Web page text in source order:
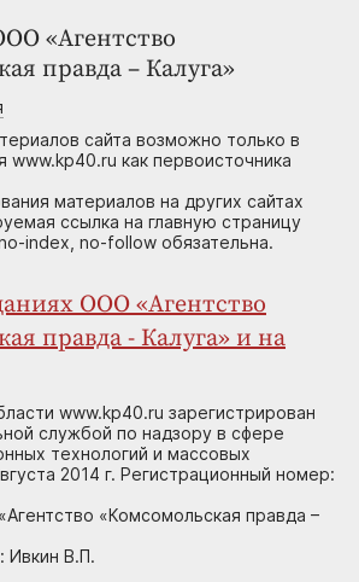
«Агентство
правда – Калуга»
сайта возможно только в
www.kp40.ru как первоисточника
материалов на других сайтах
ссылка на главную страницу
index, no-follow обязательна.
ООО «Агентство
правда - Калуга» и на
www.kp40.ru зарегистрирован
службой по надзору в сфере
технологий и массовых
2014 г. Регистрационный номер:
«Комсомольская правда –
Ивкин В.П.